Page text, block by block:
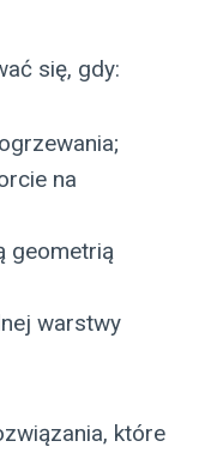
się, gdy:
na
geometrią
warstwy
które